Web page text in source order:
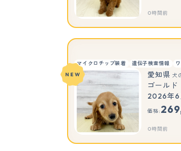
0時間前
マイクロチップ装着 遺伝子検査情報
NEW
愛知県 犬
ゴールド
2026年6
価格:
0時間前